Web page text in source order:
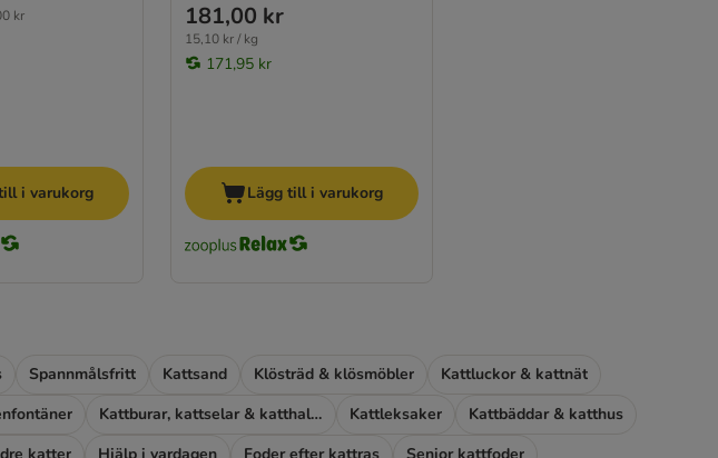
kr
i varukorg
181,00 kr
15,10 kr / kg
171,95 kr
Lägg till i varukorg
Spannmålsfritt Kattsand Klösträd & klösmöbler
Kattluckor & kattnät
Kattburar, kattselar & katthalsband Kattleksaker
Kattbäddar & katthus